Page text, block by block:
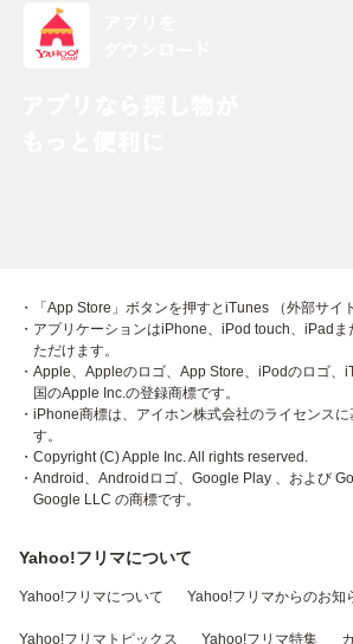
・「App Store」ボタンを押すとiTunes （外部サイ
・アプリケーションはiPhone、iPod touch、iPad
ただけます。
・Apple、Appleのロゴ、App Store、iPodのロゴ、
国のApple Inc.の登録商標です。
・iPhone商標は、アイホン株式会社のライセンス
す。
・Copyright (C) Apple Inc. All rights reserved.
・Android、Androidロゴ、Google Play 、および
Google LLC の商標です。
Yahoo!フリマについて
Yahoo!フリマについて Yahoo!フリマからのお知
Yahoo!フリマトピックス Yahoo!フリマ特集